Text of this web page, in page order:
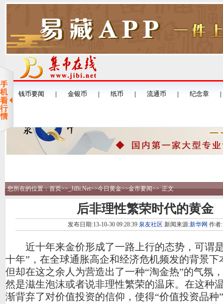
您所在的位置：首页>>_JiBi.Net>>今日黄金>>金市要闻>> 正文
后非理性繁荣时代的黄金
发布日期:13-10-30 09:28:39 泉友社区 新闻来源:新华网 作者:
近十年来金价形成了一路上行的态势，可谓
十年”，在全球通胀高企和经济危机频发的背景下
但却在这之余人为营造出了一种“淘金热”的气氛
然是滋生泡沫或者说非理性繁荣的温床。在这种
渐背弃了对价值投资的信仰，使得“价值投资品